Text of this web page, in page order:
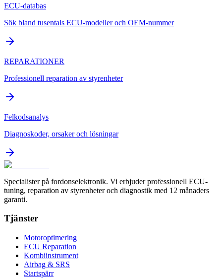
ECU-databas
Sök bland tusentals ECU-modeller och OEM-nummer
REPARATIONER
Professionell reparation av styrenheter
Felkodsanalys
Diagnoskoder, orsaker och lösningar
Specialister på fordonselektronik. Vi erbjuder professionell ECU-
tuning, reparation av styrenheter och diagnostik med 12 månaders
garanti.
Tjänster
Motoroptimering
ECU Reparation
Kombiinstrument
Airbag & SRS
Startspärr